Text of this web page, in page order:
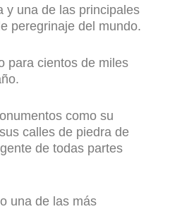
y una de las principales
peregrinaje del mundo.
para cientos de miles
como su
calles de piedra de
de todas partes
una de las más